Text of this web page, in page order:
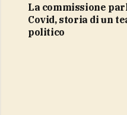
La commissione parlamentare
Covid, storia di un
politico